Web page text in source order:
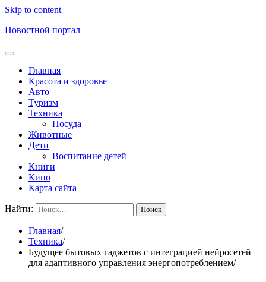
Skip to content
Новостной портал
Главная
Красота и здоровье
Авто
Туризм
Техника
Посуда
Животные
Дети
Воспитание детей
Книги
Кино
Карта сайта
Найти:
Главная
Техника
Будущее бытовых гаджетов с интеграцией нейросетей
для адаптивного управления энергопотреблением